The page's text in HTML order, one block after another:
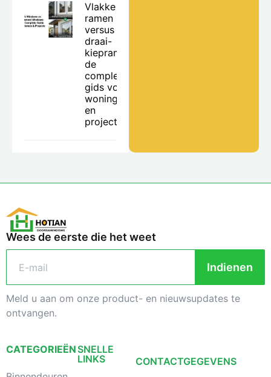
Vlakke
ramen
versus
draai-
kiepramen:
de
complete
gids voor
woningen
en
projecten
Wees de eerste die het weet
Indienen
Meld u aan om onze product- en nieuwsupdates te
ontvangen.
CATEGORIEËN SNELLE
LINKS
CONTACTGEGEVENS